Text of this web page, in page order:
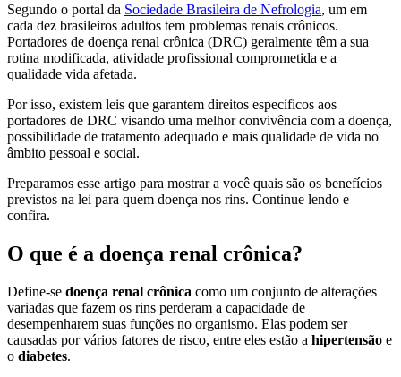
Segundo o portal da Sociedade Brasileira de Nefrologia, um em
cada dez brasileiros adultos tem problemas renais crônicos.
Portadores de doença renal crônica (DRC) geralmente têm a sua
rotina modificada, atividade profissional comprometida e a
qualidade vida afetada.
Por isso, existem leis que garantem direitos específicos aos
portadores de DRC visando uma melhor convivência com a doença,
possibilidade de tratamento adequado e mais qualidade de vida no
âmbito pessoal e social.
Preparamos esse artigo para mostrar a você quais são os benefícios
previstos na lei para quem doença nos rins. Continue lendo e
confira.
O que é a doença renal crônica?
Define-se doença renal crônica como um conjunto de alterações
variadas que fazem os rins perderam a capacidade de
desempenharem suas funções no organismo. Elas podem ser
causadas por vários fatores de risco, entre eles estão a hipertensão e
o diabetes.